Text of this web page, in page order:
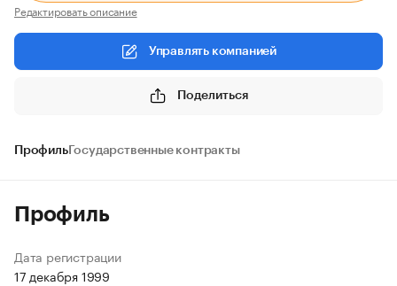
Редактировать описание
Управлять компанией
Поделиться
ПрофильГосударственные контракты
Профиль
Дата регистрации
17 декабря 1999